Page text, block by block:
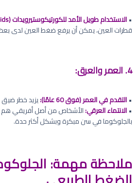
•الاستخدام طويل الأمد للكورتيكوستيرويدات (Corticosteroids)
قطرات العين، يمكن أن يرفع ضغط العين لدى
4. العمر والعرق:
•التقدم في العمر (فوق 60 عامًا):
يزيد خطر ضيق
•الانتماء العرقي:الأشخاص من أصل أفريقي هم
بالجلوكوما في سن مبكرة وبشكل أكثر حدة.
ملاحظة مهمة: